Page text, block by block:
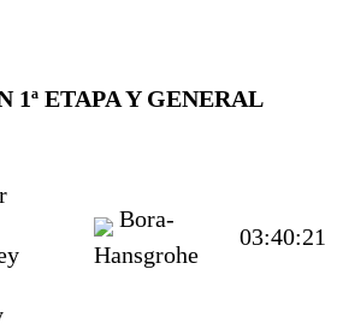
1ª ETAPA Y GENERAL
Bora-
Hansgrohe
03:40:21